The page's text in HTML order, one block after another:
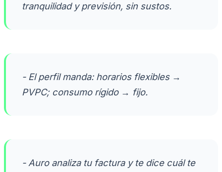
tranquilidad y previsión, sin sustos.
- El perfil manda: horarios flexibles →
PVPC; consumo rígido → fijo.
- Auro analiza tu factura y te dice cuál te